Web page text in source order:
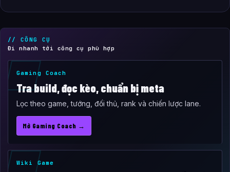
// CÔNG CỤ
Đi nhanh tới công cụ phù hợp
Gaming Coach
Tra build, đọc kèo, chuẩn bị meta
Lọc theo game, tướng, đối thủ, rank và chiến lược lane.
Mở Gaming Coach →
Wiki Game